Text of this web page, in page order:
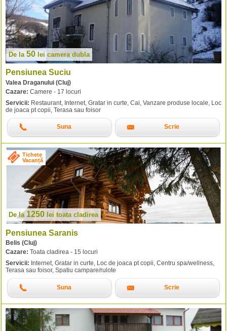
De la 50 lei camera dubla
Pensiunea Suciu
Valea Draganului (Cluj)
Cazare: Camere - 17 locuri
Servicii: Restaurant, Internet, Gratar in curte, Cai, Vanzare produse locale, Loc
de joaca pt copii, Terasa sau foisor
Suna Scrie
Tichete
Vacanță
De la 1250 lei toata cladirea
Pensiunea Saranis
Belis (Cluj)
Cazare: Toata cladirea - 15 locuri
Servicii: Internet, Gratar in curte, Loc de joaca pt copii, Centru spa/wellness,
Terasa sau foisor, Spatiu campare/rulote
Suna Scrie